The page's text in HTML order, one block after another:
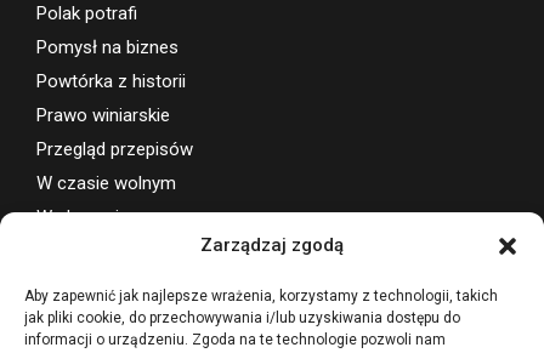
Zarządzaj zgodą
Aby zapewnić jak najlepsze wrażenia, korzystamy z technologii, takich
jak pliki cookie, do przechowywania i/lub uzyskiwania dostępu do
informacji o urządzeniu. Zgoda na te technologie pozwoli nam
Polak potrafi
Pomysł na biznes
Powtórka z historii
Prawo winiarskie
Przegląd przepisów
W czasie wolnym
Wydarzenia
Wsparcie projektu